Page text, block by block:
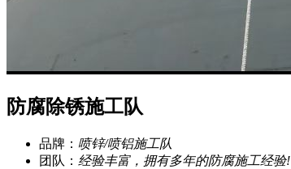
防腐除锈施工队
品牌： 喷锌/喷铝施工队
团队： 经验丰富，拥有多年的防腐施工经验!